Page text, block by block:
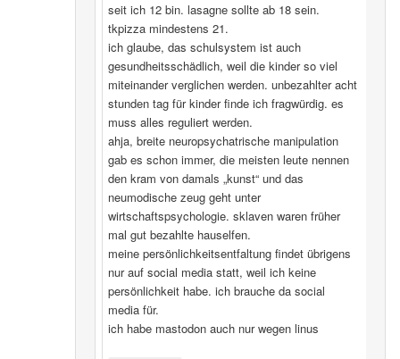
seit ich 12 bin. lasagne sollte ab 18 sein.
tkpizza mindestens 21.
ich glaube, das schulsystem ist auch
gesundheitsschädlich, weil die kinder so viel
miteinander verglichen werden. unbezahlter acht
stunden tag für kinder finde ich fragwürdig. es
muss alles reguliert werden.
ahja, breite neuropsychatrische manipulation
gab es schon immer, die meisten leute nennen
den kram von damals „kunst“ und das
neumodische zeug geht unter
wirtschaftspsychologie. sklaven waren früher
mal gut bezahlte hauselfen.
meine persönlichkeitsentfaltung findet übrigens
nur auf social media statt, weil ich keine
persönlichkeit habe. ich brauche da social
media für.
ich habe mastodon auch nur wegen linus